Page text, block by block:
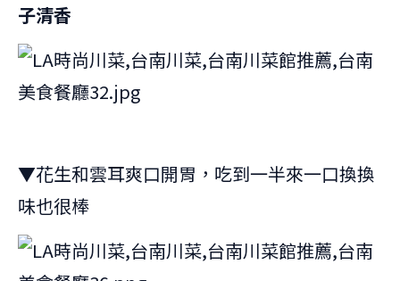
子清香
▼花生和雲耳爽口開胃，吃到一半來一口換換
味也很棒